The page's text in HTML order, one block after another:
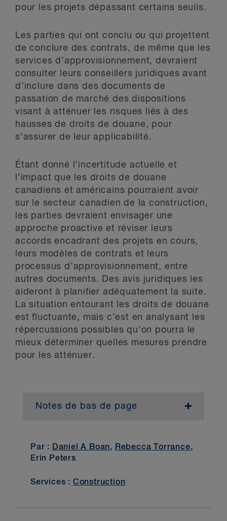
pour les projets dépassant certains seuils.
Les parties qui ont conclu ou qui projettent
de conclure des contrats, de même que les
services d’approvisionnement, devraient
consulter leurs conseillers juridiques avant
d’inclure dans des documents de
passation de marché des dispositions
visant à atténuer les risques liés à des
hausses de droits de douane, pour
s’assurer de leur applicabilité.
Étant donné l’incertitude actuelle et
l’impact que les droits de douane
canadiens et américains pourraient avoir
sur le secteur canadien de la construction,
les parties devraient envisager une
approche proactive et réviser leurs
accords encadrant des projets en cours,
leurs modèles de contrats et leurs
processus d’approvisionnement, entre
autres documents. Des avis juridiques les
aideront à planifier adéquatement la suite.
La situation entourant les droits de douane
est fluctuante, mais c’est en analysant les
répercussions possibles qu’on pourra le
mieux déterminer quelles mesures prendre
pour les atténuer.
Notes de bas de page
2
, 10 février 2025
Par : Daniel A Boan, Rebecca Torrance,
Erin Peters
Services : Construction